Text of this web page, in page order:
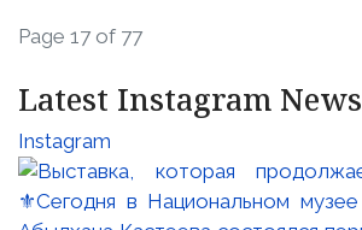
Page 17 of 77
Latest Instagram News
Instagram